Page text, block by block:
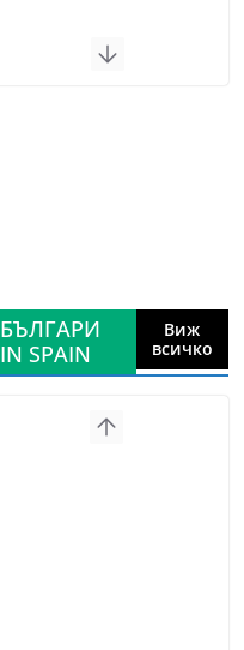
БЪЛГАРИ
IN SPAIN
Виж
всичко